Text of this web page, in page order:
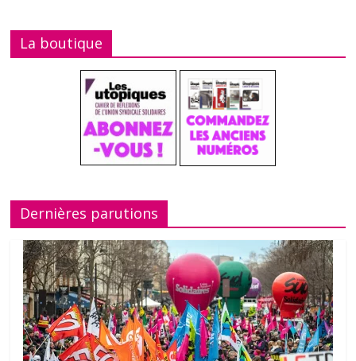
La boutique
Dernières parutions